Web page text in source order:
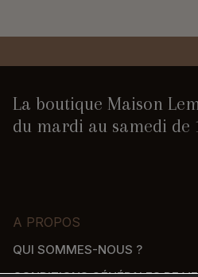
La boutique Maison
du mardi au samedi de
A PROPOS
QUI SOMMES-NOUS ?